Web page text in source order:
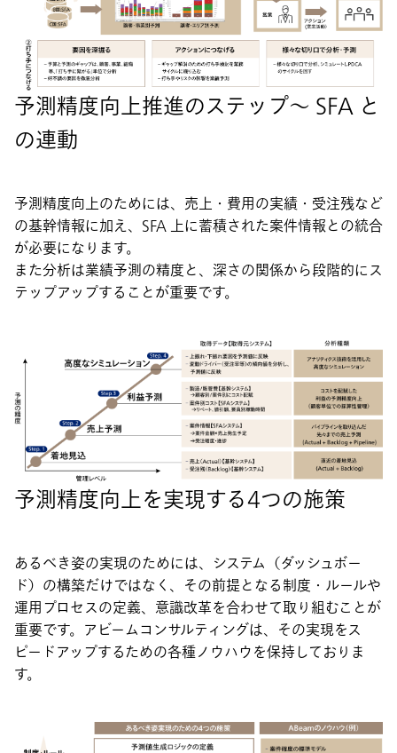
予測精度向上推進のステップ～ SFA と
の連動
予測精度向上のためには、売上・費用の実績・受注残など
の基幹情報に加え、SFA 上に蓄積された案件情報との統合
が必要になります。
また分析は業績予測の精度と、深さの関係から段階的にス
テップアップすることが重要です。
予測精度向上を実現する4つの施策
あるべき姿の実現のためには、システム（ダッシュボー
ド）の構築だけではなく、その前提となる制度・ルールや
運用プロセスの定義、意識改革を合わせて取り組むことが
重要です。アビームコンサルティングは、その実現をス
ピードアップするための各種ノウハウを保持しておりま
す。